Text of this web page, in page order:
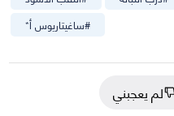
#ساغيتاريوس أ*
لم يعجبني